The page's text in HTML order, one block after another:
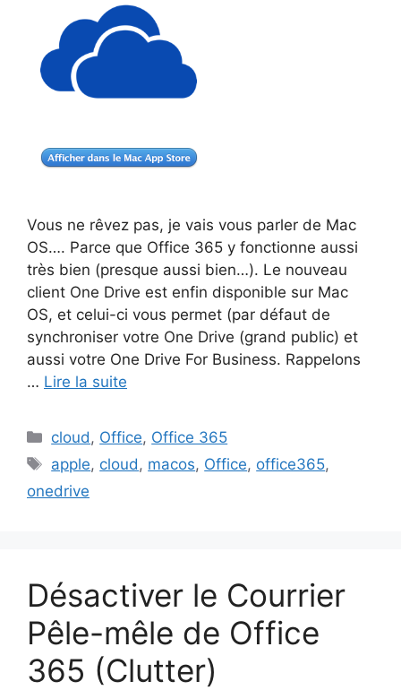
Vous ne rêvez pas, je vais vous parler de Mac
OS…. Parce que Office 365 y fonctionne aussi
très bien (presque aussi bien…). Le nouveau
client One Drive est enfin disponible sur Mac
OS, et celui-ci vous permet (par défaut de
synchroniser votre One Drive (grand public) et
aussi votre One Drive For Business. Rappelons
… Lire la suite
Catégories
cloud , Office, Office 365
Étiquettes
apple, cloud , macos, Office, office365,
onedrive
Désactiver le Courrier
Pêle-mêle de Office
365 (Clutter)